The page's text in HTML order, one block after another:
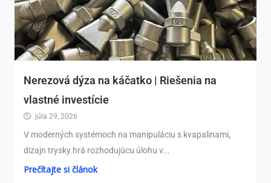
Nerezová dýza na káčatko | Riešenia na
vlastné investície
júla 29, 2026
V moderných systémoch na manipuláciu s kvapalinami,
dizajn trysky hrá rozhodujúcu úlohu v...
Prečítajte si článok